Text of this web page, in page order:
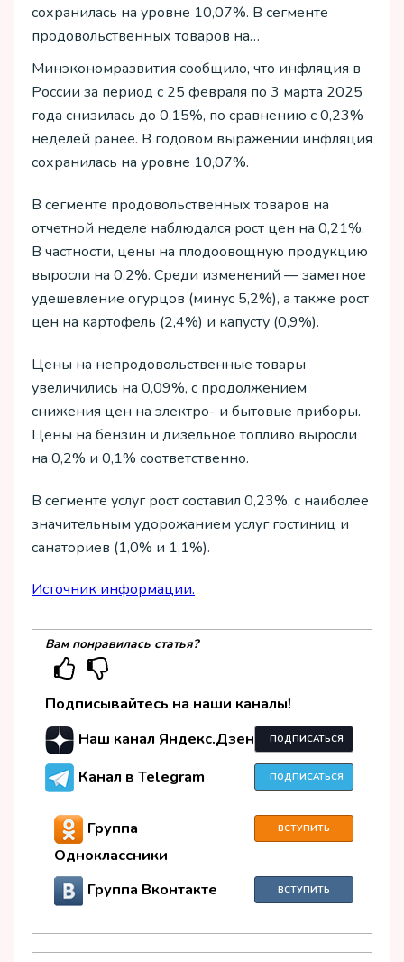
сохранилась на уровне 10,07%. В сегменте
продовольственных товаров на…
Минэкономразвития сообщило, что инфляция в
России за период с 25 февраля по 3 марта 2025
года снизилась до 0,15%, по сравнению с 0,23%
неделей ранее. В годовом выражении инфляция
сохранилась на уровне 10,07%.
В сегменте продовольственных товаров на
отчетной неделе наблюдался рост цен на 0,21%.
В частности, цены на плодоовощную продукцию
выросли на 0,2%. Среди изменений — заметное
удешевление огурцов (минус 5,2%), а также рост
цен на картофель (2,4%) и капусту (0,9%).
Цены на непродовольственные товары
увеличились на 0,09%, с продолжением
снижения цен на электро- и бытовые приборы.
Цены на бензин и дизельное топливо выросли
на 0,2% и 0,1% соответственно.
В сегменте услуг рост составил 0,23%, с наиболее
значительным удорожанием услуг гостиниц и
санаториев (1,0% и 1,1%).
Источник информации.
Вам понравилась статья?
Подписывайтесь на наши каналы!
Наш канал Яндекс.Дзен
ПОДПИСАТЬСЯ
Канал в Telegram ПОДПИСАТЬСЯ
Группа
Одноклассники
ВСТУПИТЬ
Группа Вконтакте ВСТУПИТЬ